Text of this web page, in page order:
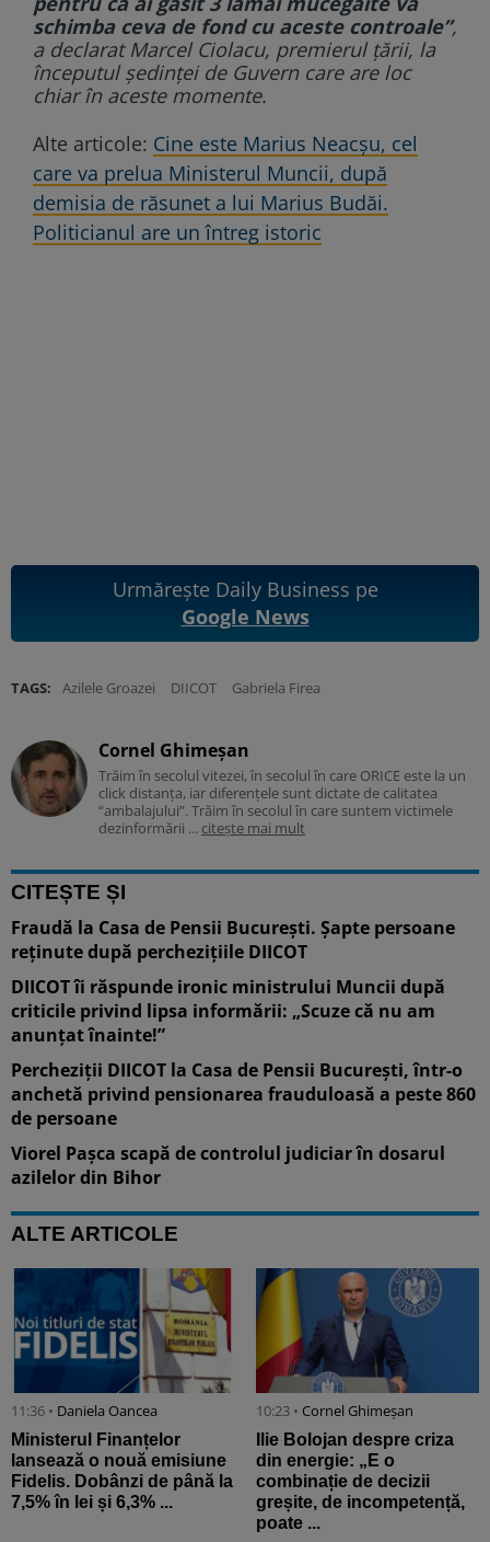
schimba ceva de fond cu aceste controale”,
a declarat Marcel Ciolacu, premierul țării, la
începutul ședinței de Guvern care are loc
chiar în aceste momente.
Alte articole: Cine este Marius Neacșu, cel
care va prelua Ministerul Muncii, după
demisia de răsunet a lui Marius Budăi.
Politicianul are un întreg istoric
Urmărește Daily Business pe
Google News
TAGS: Azilele Groazei DIICOT Gabriela Firea
Cornel Ghimeșan
Trăim în secolul vitezei, în secolul în care ORICE este la un
click distanța, iar diferențele sunt dictate de calitatea
“ambalajului”. Trăim în secolul în care suntem victimele
dezinformării ... citește mai mult
CITEȘTE ȘI
Fraudă la Casa de Pensii București. Șapte persoane
reținute după perchezițiile DIICOT
DIICOT îi răspunde ironic ministrului Muncii după
criticile privind lipsa informării: „Scuze că nu am
anunțat înainte!”
Percheziții DIICOT la Casa de Pensii București, într-o
anchetă privind pensionarea frauduloasă a peste 860
de persoane
Viorel Pașca scapă de controlul judiciar în dosarul
azilelor din Bihor
ALTE ARTICOLE
11:36 • Daniela Oancea
Ministerul Finanțelor
lansează o nouă emisiune
Fidelis. Dobânzi de până la
7,5% în lei și 6,3% ...
10:23 • Cornel Ghimeșan
Ilie Bolojan despre criza
din energie: „E o
combinație de decizii
greșite, de incompetență,
poate ...